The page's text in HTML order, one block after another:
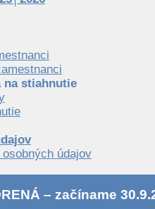
na stiahnutie
údajov
– začíname